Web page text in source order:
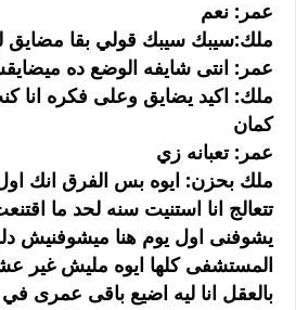
عمر: نعم
ملك:سيبك سيبك قولي بقا مضايق
عمر: انتى شايفه الوضع ده
ملك: اكيد يضايق وعلى فكره انا
كمان
عمر: تعبانه زي
ملك بحزن: ايوه بس الفرق انك
تتعالج انا استنيت سنه لحد ما
يشوفنى اول يوم هنا ميشوفنيش
المستشفى كلها ايوه مليش غير
بالعقل انا ليه اضيع باقى عمرى